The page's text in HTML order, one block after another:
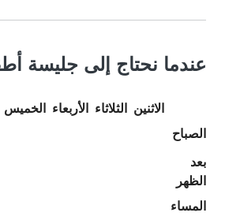
عندما نحتاج إلى جليسة
الاثنين الثلاثاء الأربعاء الخميس
الصباح
بعد
الظهر
المساء